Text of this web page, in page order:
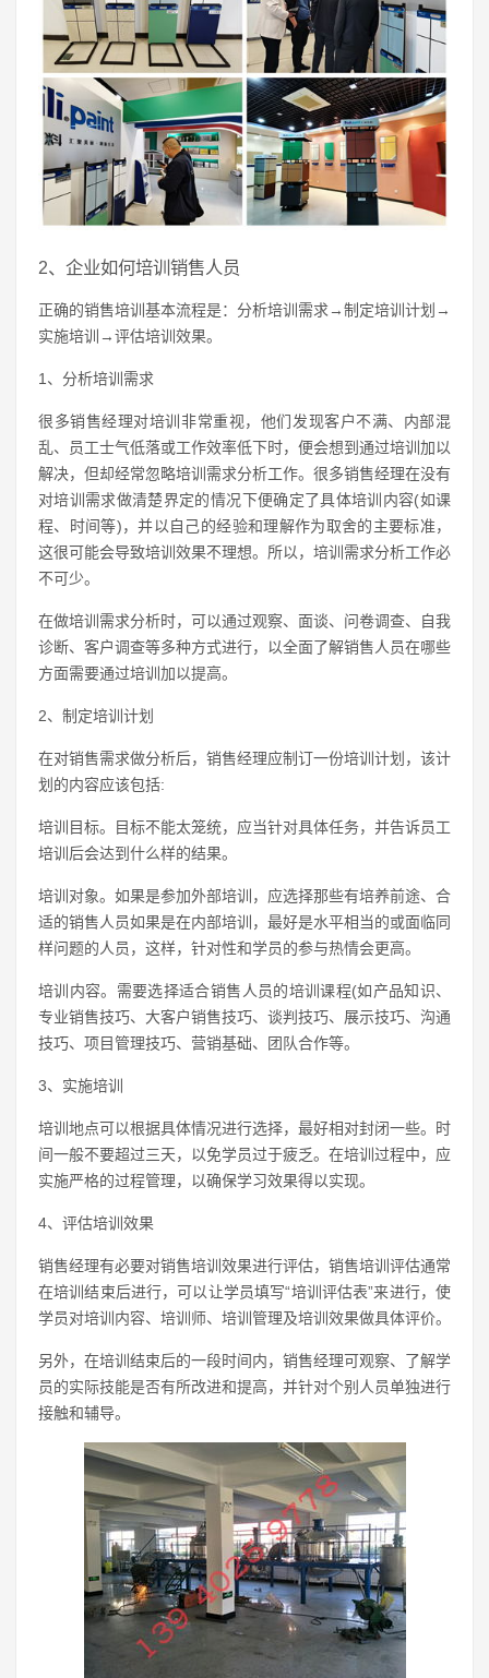
2、企业如何培训销售人员
正确的销售培训基本流程是：分析培训需求→制定培训计划→
实施培训→评估培训效果。
1、分析培训需求
很多销售经理对培训非常重视，他们发现客户不满、内部混
乱、员工士气低落或工作效率低下时，便会想到通过培训加以
解决，但却经常忽略培训需求分析工作。很多销售经理在没有
对培训需求做清楚界定的情况下便确定了具体培训内容(如课
程、时间等)，并以自己的经验和理解作为取舍的主要标准，
这很可能会导致培训效果不理想。所以，培训需求分析工作必
不可少。
在做培训需求分析时，可以通过观察、面谈、问卷调查、自我
诊断、客户调查等多种方式进行，以全面了解销售人员在哪些
方面需要通过培训加以提高。
2、制定培训计划
在对销售需求做分析后，销售经理应制订一份培训计划，该计
划的内容应该包括:
培训目标。目标不能太笼统，应当针对具体任务，并告诉员工
培训后会达到什么样的结果。
培训对象。如果是参加外部培训，应选择那些有培养前途、合
适的销售人员如果是在内部培训，最好是水平相当的或面临同
样问题的人员，这样，针对性和学员的参与热情会更高。
培训内容。需要选择适合销售人员的培训课程(如产品知识、
专业销售技巧、大客户销售技巧、谈判技巧、展示技巧、沟通
技巧、项目管理技巧、营销基础、团队合作等。
3、实施培训
培训地点可以根据具体情况进行选择，最好相对封闭一些。时
间一般不要超过三天，以免学员过于疲乏。在培训过程中，应
实施严格的过程管理，以确保学习效果得以实现。
4、评估培训效果
销售经理有必要对销售培训效果进行评估，销售培训评估通常
在培训结束后进行，可以让学员填写“培训评估表”来进行，使
学员对培训内容、培训师、培训管理及培训效果做具体评价。
另外，在培训结束后的一段时间内，销售经理可观察、了解学
员的实际技能是否有所改进和提高，并针对个别人员单独进行
接触和辅导。